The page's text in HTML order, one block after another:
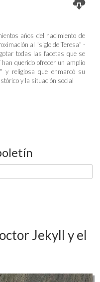
años del nacimiento de
al "siglo de Teresa" -
todas las facetas que se
querido ofrecer un amplio
y religiosa que enmarcó su
y la situación social
Jekyll y el